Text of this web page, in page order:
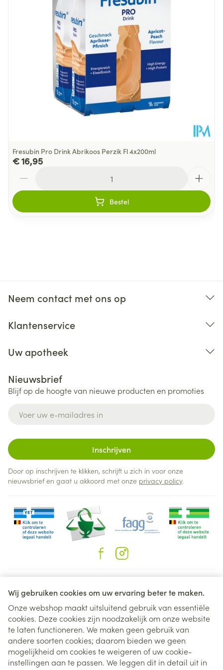
Wij gebruiken cookies om uw ervaring beter te maken.
Onze webshop maakt uitsluitend gebruik van essentiële
cookies. Deze cookies zijn noodzakelijk om onze website
te laten functioneren. We maken geen gebruik van
andere soorten cookies; daarom bieden we geen
mogelijkheid om cookies te weigeren of uw cookie-
instellingen aan te passen. We leggen dit in detail uit in
Kamertemperatuur (15°C - 25°C)
Fresubin Pro Drink Abrikoos Perzik Fl 4x200ml
€ 16,95
Bestel
Neem contact met ons op
Klantenservice
Uw apotheek
Nieuwsbrief
Blijf op de hoogte van nieuwe producten en promoties
Inschrijven
Door op inschrijven te klikken, schrijft u zich in voor onze
nieuwsbrief en gaat u akkoord met onze privacy policy.
Juridische links